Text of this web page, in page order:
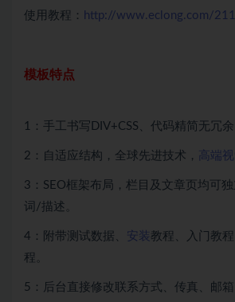
使用教程： http://www.eclong.com/
模板特点
1：手工书写DIV+CSS、代码精简无冗余
2：自适应结构，全球先进技术， 高端
3：SEO框架布局，栏目及文章页均可
词/描述。
4：附带测试数据、 安装 教程、入门教
程。
5：后台直接修改联系方式、传真、邮